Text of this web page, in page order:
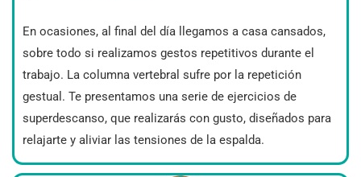
En ocasiones, al final del día llegamos a casa cansados,
sobre todo si realizamos gestos repetitivos durante el
trabajo. La columna vertebral sufre por la repetición
gestual. Te presentamos una serie de ejercicios de
superdescanso, que realizarás con gusto, diseñados para
relajarte y aliviar las tensiones de la espalda.